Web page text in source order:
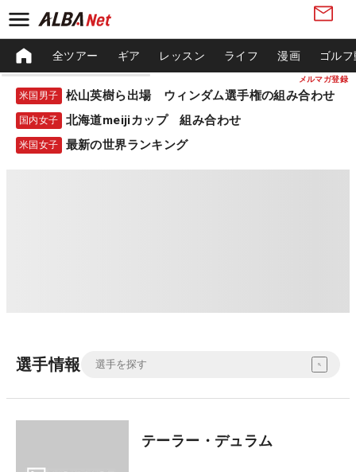
メルマガ登録
全ツアー ギア レッスン ライフ 漫画 ゴル
米国男子 松山英樹ら出場 ウィンダム選手権の組み合わせ
国内女子 北海道meijiカップ 組み合わせ
米国女子 最新の世界ランキング
選手情報
テーラー・デュラム